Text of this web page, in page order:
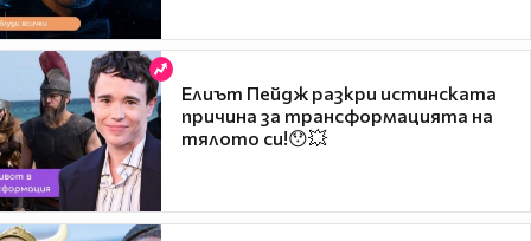
Елиът Пейдж разкри истинската
причина за трансформацията на
тялото си!😯💥